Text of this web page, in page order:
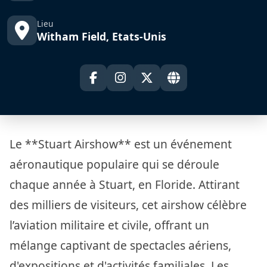
Lieu
Witham Field, Etats-Unis
Le **Stuart Airshow** est un événement
aéronautique populaire qui se déroule
chaque année à Stuart, en Floride. Attirant
des milliers de visiteurs, cet airshow célèbre
l’aviation militaire et civile, offrant un
mélange captivant de spectacles aériens,